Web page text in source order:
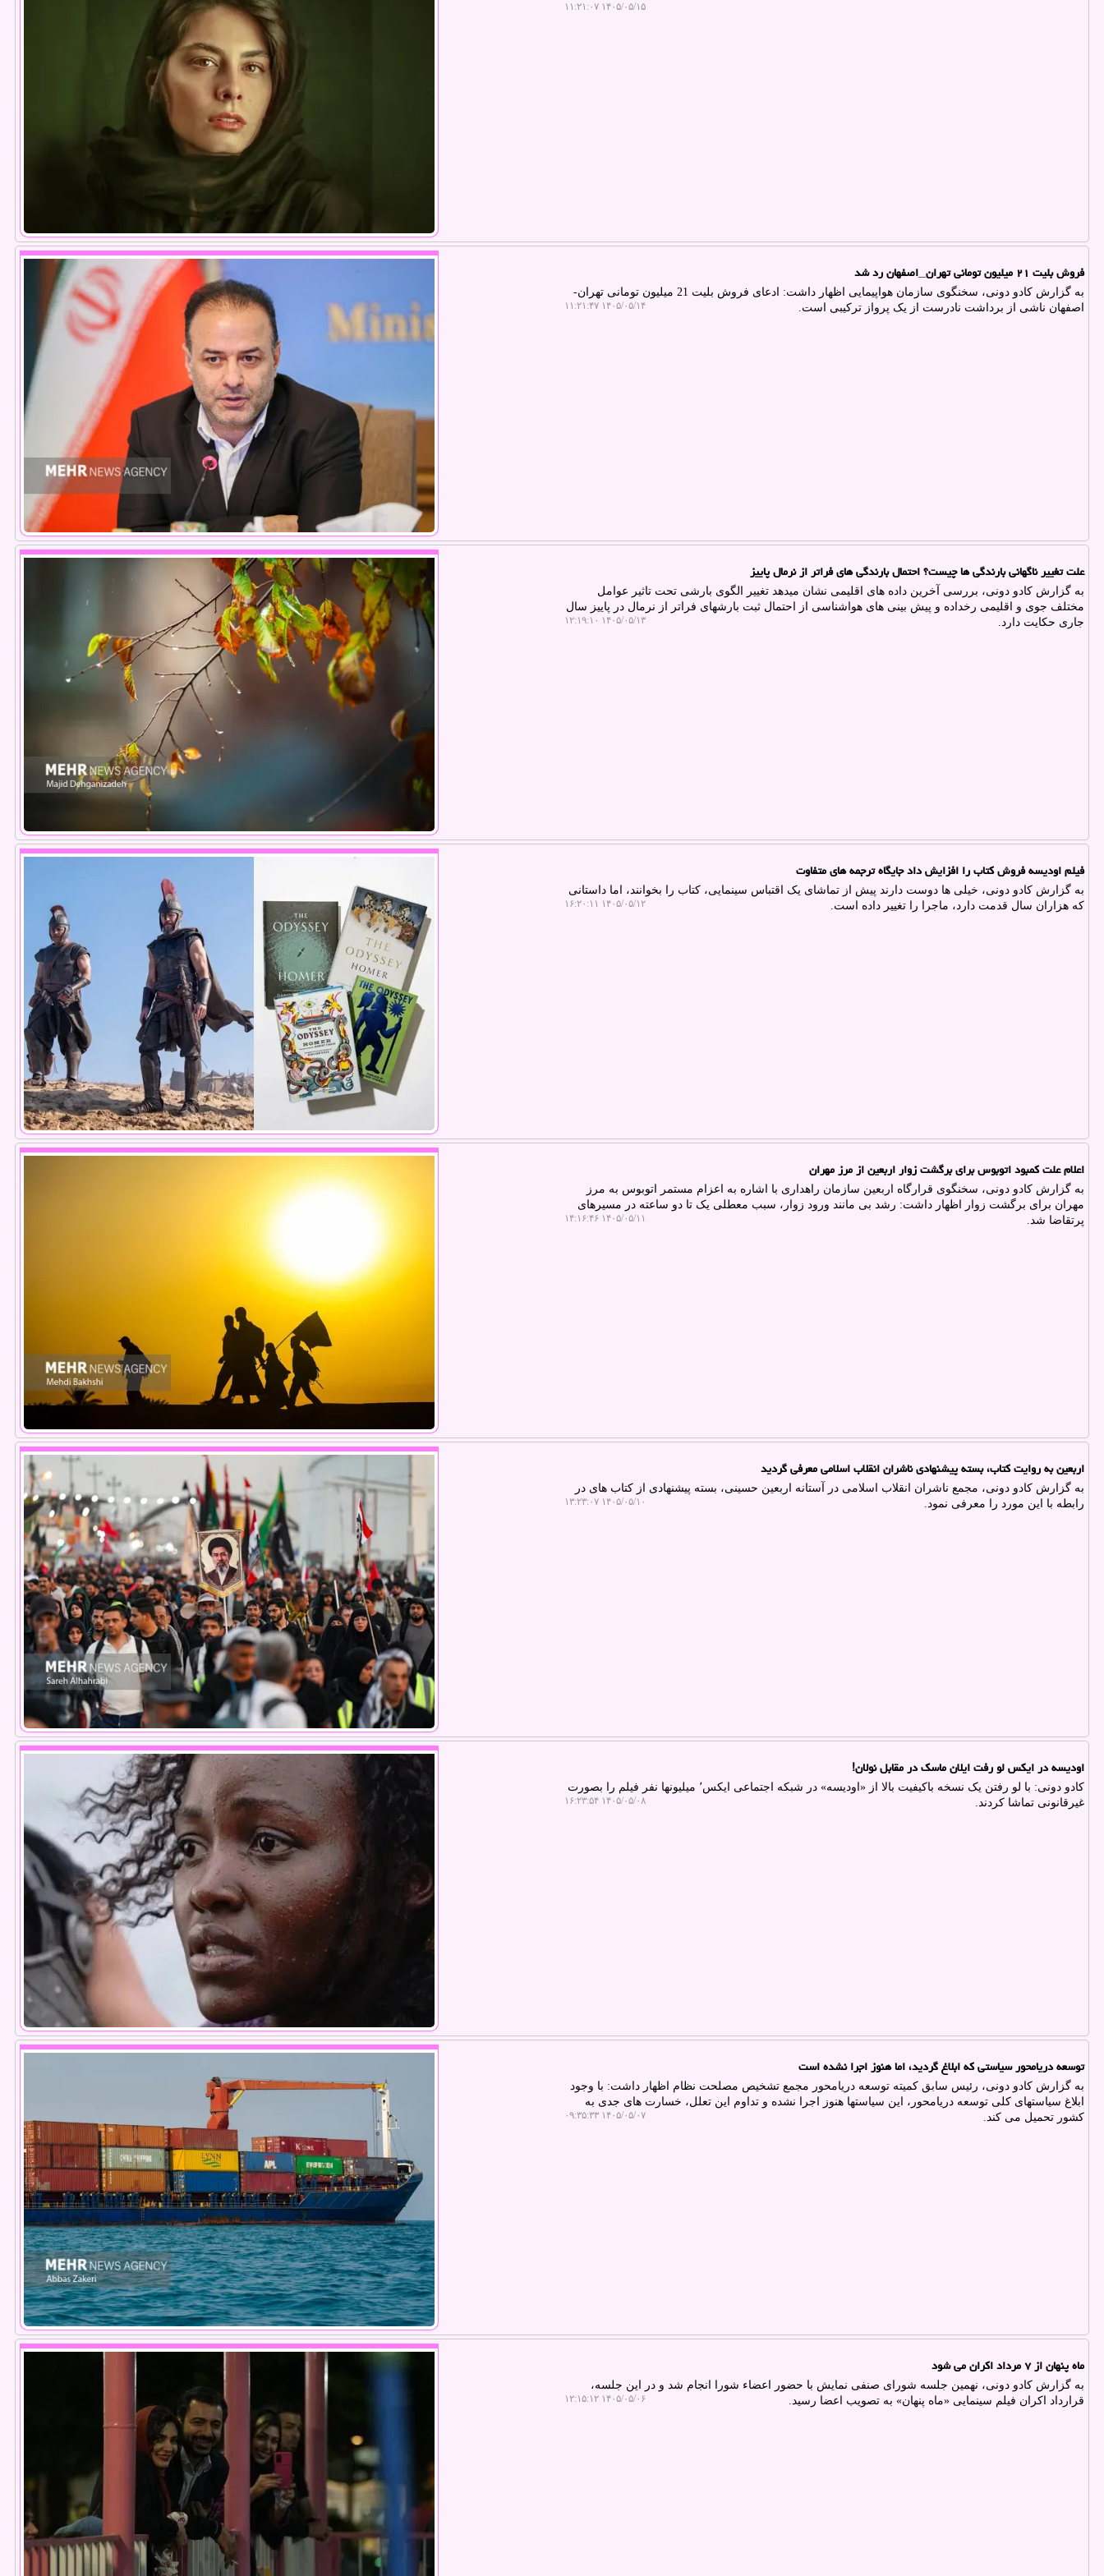
۱۴۰۵/۰۵/۱۵ ۱۱:۲۱:۰۷
فروش بلیت ۲۱ میلیون تومانی تهران_اصفهان رد شد
به گزارش کادو دونی، سخنگوی سازمان هواپیمایی اظهار داشت: ادعای فروش بلیت 21 میلیون تومانی تهران-
اصفهان ناشی از برداشت نادرست از یک پرواز ترکیبی است.
۱۴۰۵/۰۵/۱۴ ۱۱:۲۱:۴۷
علت تغییر ناگهانی بارندگی ها چیست؟ احتمال بارندگی های فراتر از نرمال پاییز
به گزارش کادو دونی، بررسی آخرین داده های اقلیمی نشان میدهد تغییر الگوی بارشی تحت تاثیر عوامل
مختلف جوی و اقلیمی رخداده و پیش بینی های هواشناسی از احتمال ثبت بارشهای فراتر از نرمال در پاییز سال
جاری حکایت دارد.
۱۴۰۵/۰۵/۱۳ ۱۲:۱۹:۱۰
فیلم اودیسه فروش کتاب را افزایش داد جایگاه ترجمه های متفاوت
به گزارش کادو دونی، خیلی ها دوست دارند پیش از تماشای یک اقتباس سینمایی، کتاب را بخوانند، اما داستانی
که هزاران سال قدمت دارد، ماجرا را تغییر داده است.
۱۴۰۵/۰۵/۱۲ ۱۶:۲۰:۱۱
اعلام علت کمبود اتوبوس برای برگشت زوار اربعین از مرز مهران
به گزارش کادو دونی، سخنگوی قرارگاه اربعین سازمان راهداری با اشاره به اعزام مستمر اتوبوس به مرز
مهران برای برگشت زوار اظهار داشت: رشد بی مانند ورود زوار، سبب معطلی یک تا دو ساعته در مسیرهای
پرتقاضا شد.
۱۴۰۵/۰۵/۱۱ ۱۴:۱۶:۴۶
اربعین به روایت کتاب، بسته پیشنهادی ناشران انقلاب اسلامی معرفی گردید
به گزارش کادو دونی، مجمع ناشران انقلاب اسلامی در آستانه اربعین حسینی، بسته پیشنهادی از کتاب های در
رابطه با این مورد را معرفی نمود.
۱۴۰۵/۰۵/۱۰ ۱۳:۲۳:۰۷
اودیسه در ایکس لو رفت ایلان ماسک در مقابل نولان!
کادو دونی: با لو رفتن یک نسخه باکیفیت بالا از «اودیسه» در شبکه اجتماعی ایکس٬ میلیونها نفر فیلم را بصورت
غیرقانونی تماشا کردند.
۱۴۰۵/۰۵/۰۸ ۱۶:۲۳:۵۴
توسعه دریامحور سیاستی که ابلاغ گردید، اما هنوز اجرا نشده است
به گزارش کادو دونی، رئیس سابق کمیته توسعه دریامحور مجمع تشخیص مصلحت نظام اظهار داشت: با وجود
ابلاغ سیاستهای کلی توسعه دریامحور، این سیاستها هنوز اجرا نشده و تداوم این تعلل، خسارت های جدی به
کشور تحمیل می کند.
۱۴۰۵/۰۵/۰۷ ۰۹:۳۵:۳۳
ماه پنهان از ۷ مرداد اکران می شود
به گزارش کادو دونی، نهمین جلسه شورای صنفی نمایش با حضور اعضاء شورا انجام شد و در این جلسه،
قرارداد اکران فیلم سینمایی «ماه پنهان» به تصویب اعضا رسید.
۱۴۰۵/۰۵/۰۶ ۱۲:۱۵:۱۲